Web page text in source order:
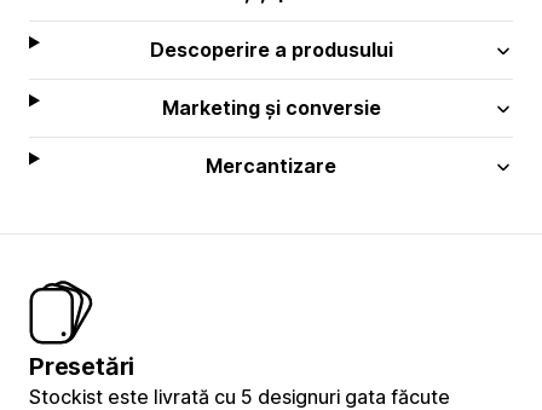
Descoperire a produsului
Marketing și conversie
Mercantizare
Presetări
Stockist este livrată cu 5 designuri gata făcute